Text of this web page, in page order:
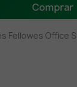
Comprar
Fellowes Office